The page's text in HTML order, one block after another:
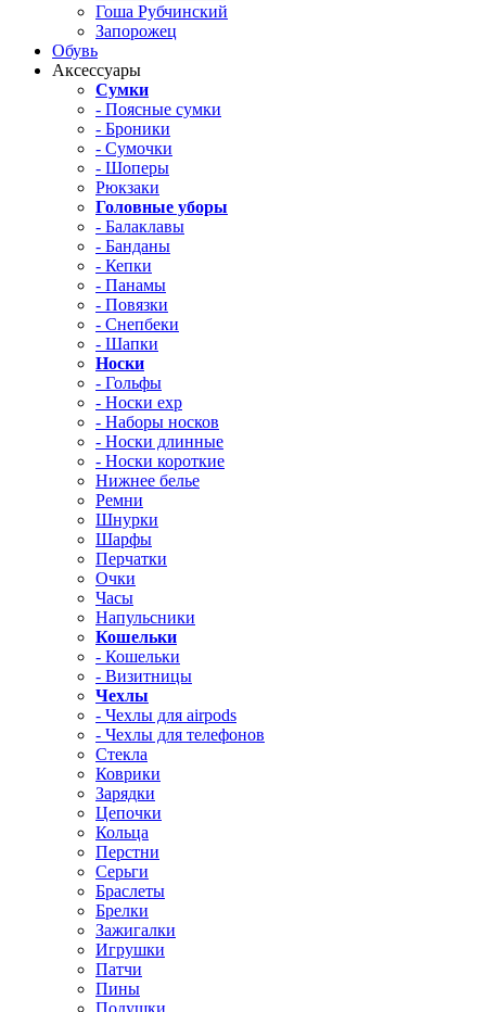
Гоша Рубчинский
Запорожец
Обувь
Аксессуары
Сумки
- Поясные сумки
- Броники
- Сумочки
- Шоперы
Рюкзаки
Головные уборы
- Балаклавы
- Банданы
- Кепки
- Панамы
- Повязки
- Снепбеки
- Шапки
Носки
- Гольфы
- Носки exp
- Наборы носков
- Носки длинные
- Носки короткие
Нижнее белье
Ремни
Шнурки
Шарфы
Перчатки
Очки
Часы
Напульсники
Кошельки
- Кошельки
- Визитницы
Чехлы
- Чехлы для airpods
- Чехлы для телефонов
Стекла
Коврики
Зарядки
Цепочки
Кольца
Перстни
Серьги
Браслеты
Брелки
Зажигалки
Игрушки
Патчи
Пины
Подушки